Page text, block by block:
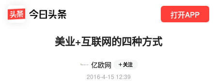
打开APP
美业+互联网的四种方式
亿欧网 关注
2016-4-15 12:39